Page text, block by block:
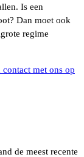
Is een
Dan moet ook
regime
met ons op
de meest recente